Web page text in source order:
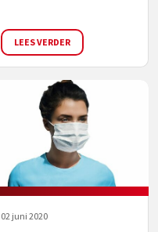
LEES VERDER
02 juni 2020